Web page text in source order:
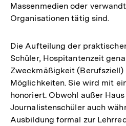
Massenmedien oder
Organisationen tätig sind.
Die Aufteilung der
Schüler, Hospitantenzeit
Zweckmäßigkeit (Berufsziell)
Möglichkeiten. Sie wird mit
honoriert. Obwohl außer
Journalistenschüler auch
Ausbildung formal zur